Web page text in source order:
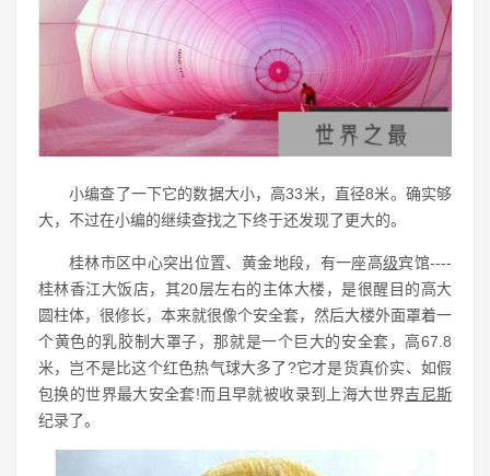
小编查了一下它的数据大小，高33米，直径8米。确实够
大，不过在小编的继续查找之下终于还发现了更大的。
桂林市区中心突出位置、黄金地段，有一座高级宾馆----
桂林香江大饭店，其20层左右的主体大楼，是很醒目的高大
圆柱体，很修长，本来就很像个安全套，然后大楼外面罩着一
个黄色的乳胶制大罩子，那就是一个巨大的安全套，高67.8
米，岂不是比这个红色热气球大多了?它才是货真价实、如假
包换的世界最大安全套!而且早就被收录到上海大世界吉尼斯
纪录了。